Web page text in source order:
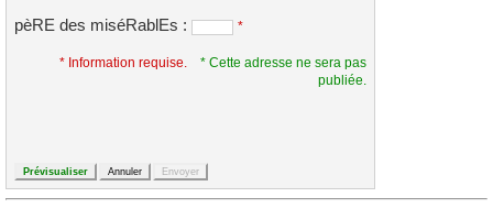
pèRE des miséRablEs : *
* Information requise.
* Cette adresse ne sera pas
publiée.